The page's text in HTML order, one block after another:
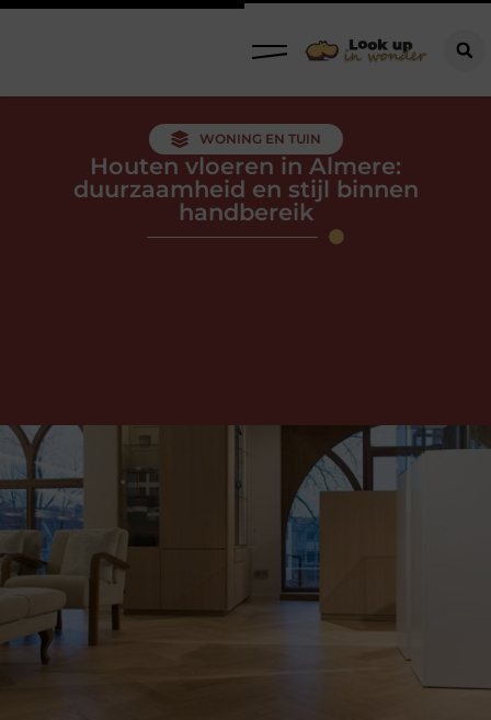
WONING EN TUIN
Houten vloeren in Almere:
duurzaamheid en stijl binnen
handbereik